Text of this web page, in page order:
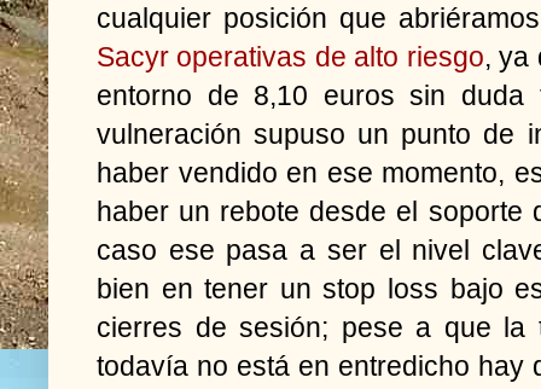
cualquier posición que
Sacyr operativas de alto riesgo, ya
entorno de 8,10 euros sin
vulneración supuso un punto de
haber vendido en ese momento,
haber un rebote desde el soporte
caso ese pasa a ser el nivel
bien en tener un stop loss bajo
cierres de sesión; pese a que la
todavía no está en entredicho hay